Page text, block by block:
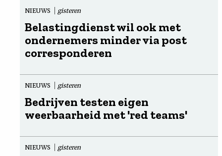
NIEUWS gisteren
Belastingdienst wil ook met
ondernemers minder via post
corresponderen
NIEUWS gisteren
Bedrijven testen eigen
weerbaarheid met 'red teams'
NIEUWS gisteren